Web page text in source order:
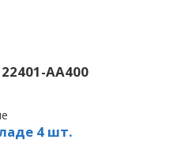
AA400
4 шт.